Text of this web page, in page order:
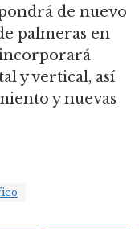
de nuevo
palmeras en
y vertical, así
y nuevas